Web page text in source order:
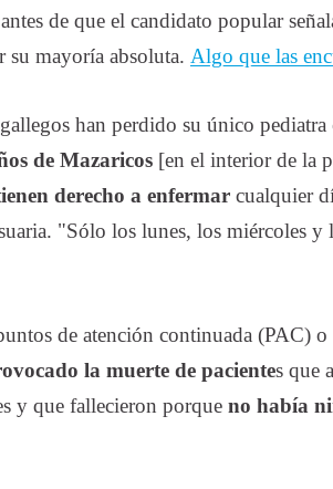
de que el candidato popular
su mayoría absoluta. Algo que las
han perdido su único
de Mazaricos [en el interior de la
derecho a enfermar cualquier
"Sólo los lunes, los miércoles y
de atención continuada (PAC)
la muerte de pacientes que
y que fallecieron porque no había